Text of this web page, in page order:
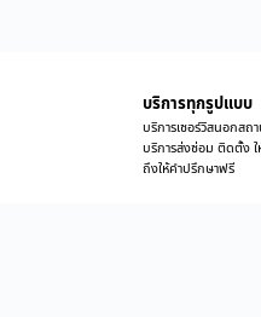
บริการทุกรูปแบบ
บริการเซอร์วิสนอกสถ
บริการส่งซ่อม ติดตั้ง ใ
ถึงให้คำปรึกษาฟรี